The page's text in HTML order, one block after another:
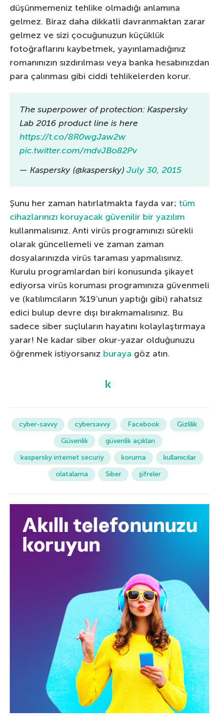
düşünmemeniz tehlike olmadığı anlamına
gelmez. Biraz daha dikkatli davranmaktan zarar
gelmez ve sizi çocuğunuzun küçüklük
fotoğraflarını kaybetmek, yayınlamadığınız
romanınızın sızdırılması veya banka hesabınızdan
para çalınması gibi ciddi tehlikelerden korur.
The superpower of protection: Kaspersky
Lab 2016 product line is here
https://t.co/8R0wgJaw2w
pic.twitter.com/mdvJBo82Pv
— Kaspersky (@kaspersky) July 30, 2015
Şunu her zaman hatırlatmakta fayda var; tüm
cihazlarınızı koruyacak güvenilir bir yazılım
kullanmalısınız. Anti virüs programınızı sürekli
olarak güncellemeli ve zaman zaman
dosyalarınızda virüs taraması yapmalısınız.
Kurulu programlardan biri konusunda şikayet
ediyorsa virüs koruması programınıza güvenmeli
ve (katılımcıların %19’unun yaptığı gibi) rahatsız
edici bulup devre dışı bırakmamalısınız. Bu
sadece siber suçluların hayatını kolaylaştırmaya
yarar! Ne kadar siber okur-yazar olduğunuzu
öğrenmek istiyorsanız buraya göz atın.
cyber-savvy cybersavvy Facebook
Gizlilik
Güvenlik
güvenlik açıkları
kaspersky internet securiy
koruma
kullanıcılar
olatalama
Siber şifreler